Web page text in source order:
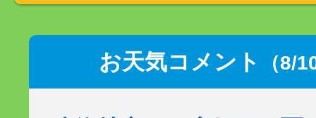
お天気コメント （8/